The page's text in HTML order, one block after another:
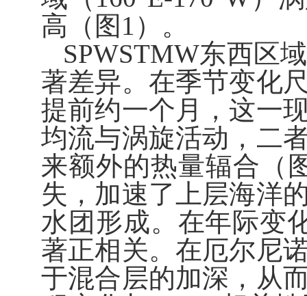
高（图 1 ）。
SPWSTMW东西区
著差异。在季节变化
提前约一个月，这一
均流与涡旋活动，二
来额外的热量辐合（
失，加速了上层海洋
水团形成。在年际变
著正相关。在厄尔尼
于混合层的加深，从